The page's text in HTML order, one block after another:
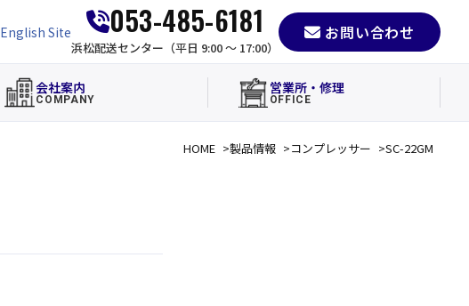
English Site 053-485-6181
浜松配送センター（平日 9:00 〜 17:00）
お問い合わせ
会社案内
COMPANY
営業所・修理
OFFICE
HOME 製品情報 コンプレッサー
SC-22GM